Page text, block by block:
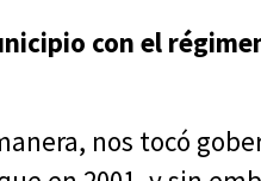
con el
nos tocó